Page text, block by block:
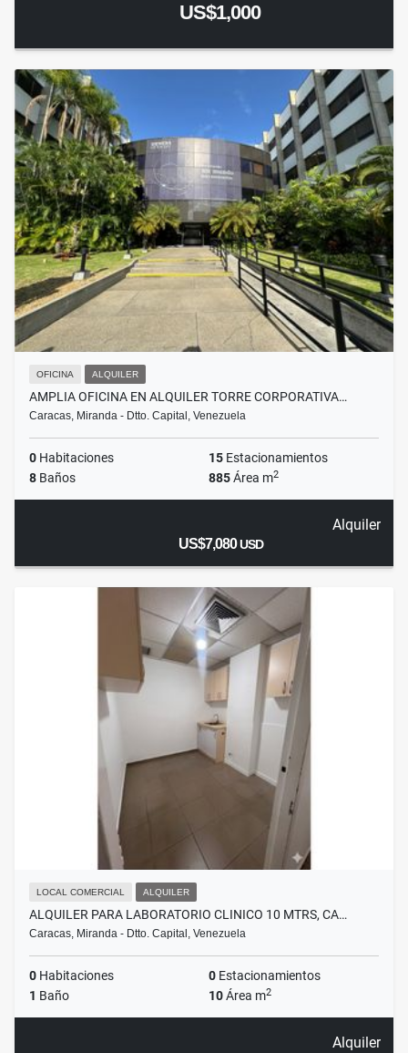
US$1,000
OFICINA ALQUILER
AMPLIA OFICINA EN ALQUILER TORRE CORPORATIVA…
Caracas, Miranda - Dtto. Capital, Venezuela
0 Habitaciones 15 Estacionamientos
8 Baños 885Área m2
Alquiler
US$7,080USD
LOCAL COMERCIAL ALQUILER
ALQUILER PARA LABORATORIO CLINICO 10 MTRS, CA…
Caracas, Miranda - Dtto. Capital, Venezuela
0 Habitaciones 0 Estacionamientos
1 Baño 10Área m2
Alquiler